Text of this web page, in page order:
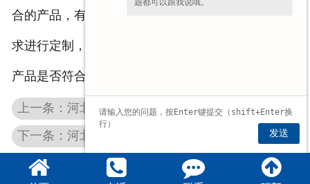
合的产品，有的生产厂家可以根据客户的实际设计需
求进行定制，所以在选择的时候，一定要注意选择的
产品是否符合自己的实际需求。
上一条：河北石墨制品在高温材料中有哪些优势
下一条：河北高纯石墨板介绍河北石墨制品可作为导电材料使用
题都可以跟我说哦。
发送